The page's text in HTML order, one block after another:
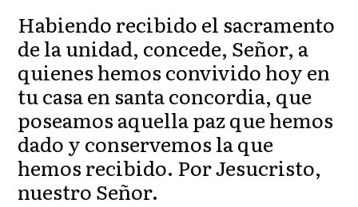
Habiendo recibido el sacramento
de la unidad, concede, Señor, a
quienes hemos convivido hoy en
tu casa en santa concordia, que
poseamos aquella paz que hemos
dado y conservemos la que
hemos recibido. Por Jesucristo,
nuestro Señor.